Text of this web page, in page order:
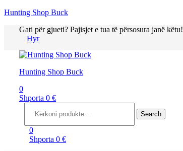
Hunting Shop Buck
Gati për gjueti? Pajisjet e tua të përsosura janë këtu!
Hyr
Menu
Hunting Shop Buck
0
Shporta 0 €
Search
0
Shporta 0 €